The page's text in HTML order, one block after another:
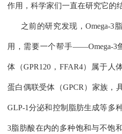
作用，科学家们一直在研究它的
之前的研究发现，Omega-3
用，需要一个帮手——Omega-3
体（GPR120 ， FFAR4）属于人
蛋白偶联受体（GPCR ）家族，
GLP-1分泌和控制脂肪生成等多
3脂肪酸在内的多种饱和与不饱